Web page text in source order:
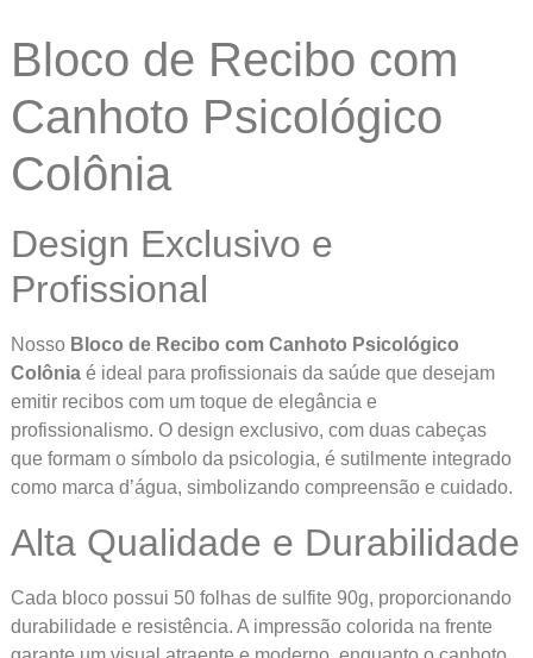
Bloco de Recibo com
Canhoto Psicológico
Colônia
Design Exclusivo e
Profissional
Nosso Bloco de Recibo com Canhoto Psicológico
Colôniaé ideal para profissionais da saúde que desejam
emitir recibos com um toque de elegância e
profissionalismo. O design exclusivo, com duas cabeças
que formam o símbolo da psicologia, é sutilmente integrado
como marca d’água, simbolizando compreensão e cuidado.
Alta Qualidade e Durabilidade
Cada bloco possui 50 folhas de sulfite 90g, proporcionando
durabilidade e resistência. A impressão colorida na frente